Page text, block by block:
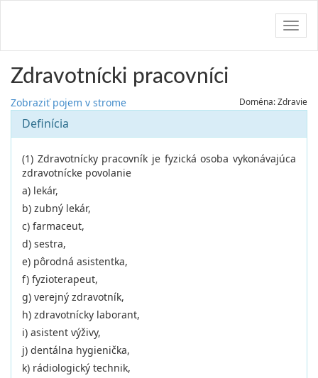
Zdravotnícki pracovníci
Zobraziť pojem v strome Doména: Zdravie
Definícia
(1) Zdravotnícky pracovník je fyzická osoba vykonávajúca
zdravotnícke povolanie
a) lekár,
b) zubný lekár,
c) farmaceut,
d) sestra,
e) pôrodná asistentka,
f) fyzioterapeut,
g) verejný zdravotník,
h) zdravotnícky laborant,
i) asistent výživy,
j) dentálna hygienička,
k) rádiologický technik,